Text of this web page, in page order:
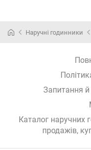
Наручні годинники
Запитання
Каталог наручних
продажів,